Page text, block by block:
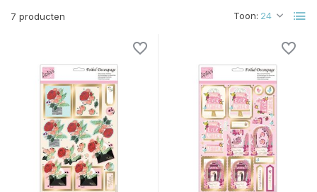
7 producten Toon: